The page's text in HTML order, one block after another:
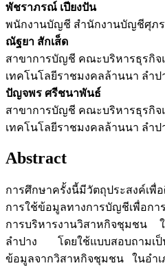
พัชราภรณ์ เปียงปัน
พนักงานบัญชี สำนักงานบัญชีศุภ
ณัฐยา สักเส็ด
สาขาการบัญชี คณะบริหารธุรกิจ
เทคโนโลยีราชมงคลล้านนา ลำป
ปัญจพร ศรีชนาพันธ์
สาขาการบัญชี คณะบริหารธุรกิจ
เทคโนโลยีราชมงคลล้านนา ลำป
Abstract
การศึกษาครั้งนี้มีวัตถุประสงค์เพื่
การใช้ข้อมูลทางการบัญชีเพื่อกา
การบริหารงานวิสาหกิจชุมชน
ลำปาง โดยใช้แบบสอบถามเป็น
ข้อมูลจากวิสาหกิจชุมชน ในอำเ